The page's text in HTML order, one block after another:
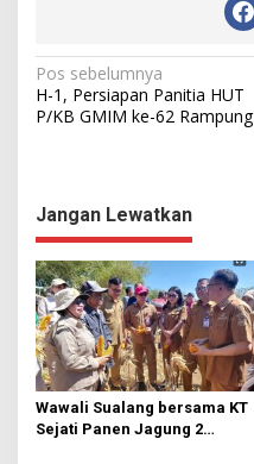
N
a
g
a
s
i
p
o
s
Pos sebelumnya
H-1, Persiapan Panitia HUT
P/KB GMIM ke-62 Rampung
Jangan Lewatkan
Wawali Sualang bersama KT
Sejati Panen Jagung 2